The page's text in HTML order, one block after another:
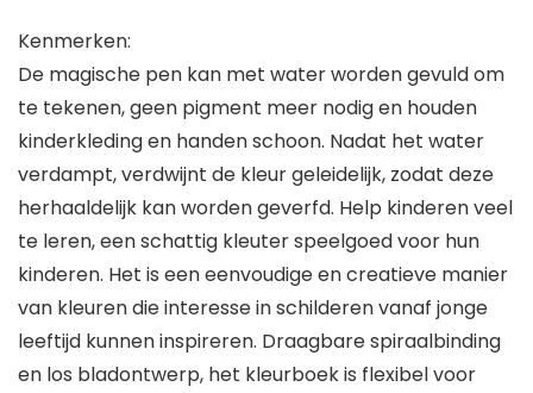
Kenmerken:
De magische pen kan met water worden gevuld om
te tekenen, geen pigment meer nodig en houden
kinderkleding en handen schoon. Nadat het water
verdampt, verdwijnt de kleur geleidelijk, zodat deze
herhaaldelijk kan worden geverfd. Help kinderen veel
te leren, een schattig kleuter speelgoed voor hun
kinderen. Het is een eenvoudige en creatieve manier
van kleuren die interesse in schilderen vanaf jonge
leeftijd kunnen inspireren. Draagbare spiraalbinding
en los bladontwerp, het kleurboek is flexibel voor